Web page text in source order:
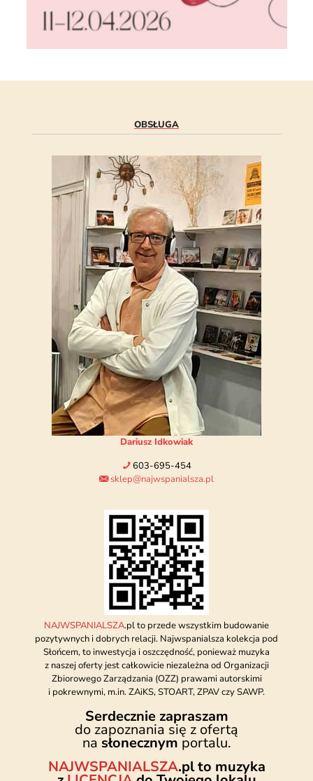
OBSŁUGA
Dariusz Idkowiak
603-695-454
sklep@najwspanialsza.pl
NAJWSPANIALSZA.pl to przede wszystkim budowanie
pozytywnych i dobrych relacji. Najwspanialsza kolekcja pod
Słońcem, to inwestycja i oszczędność, ponieważ muzyka
z naszej oferty jest całkowicie niezależna od Organizacji
Zbiorowego Zarządzania (OZZ) prawami autorskimi
i pokrewnymi, m.in. ZAiKS, STOART, ZPAV czy SAWP.
Serdecznie zapraszam
do zapoznania się z ofertą
na słonecznym portalu.
NAJWSPANIALSZA.pl to muzyka